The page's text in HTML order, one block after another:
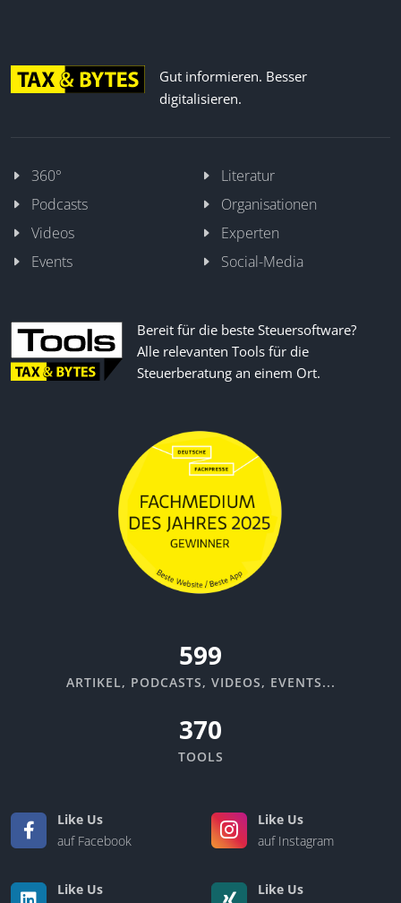
Gut informieren. Besser
digitalisieren.
360°
Literatur
Podcasts
Organisationen
Videos
Experten
Events
Social-Media
Bereit für die beste Steuersoftware?
Alle relevanten Tools für die
Steuerberatung an einem Ort.
670
ARTIKEL, PODCASTS, VIDEOS, EVENTS...
370
TOOLS
Like Us
auf Facebook
Like Us
auf Instagram
Like Us
Like Us